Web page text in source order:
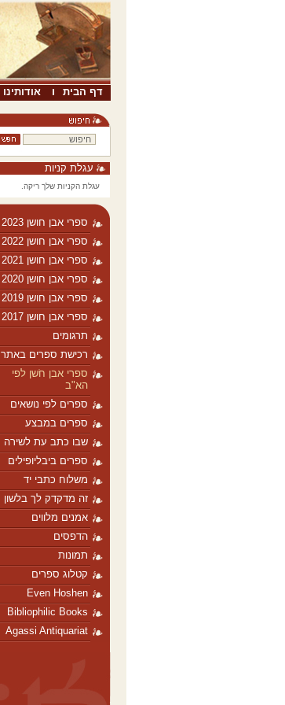
דף הבית אודותינו
עגלת קניות
עגלת הקניות שלך ריקה.
ספרי אבן חושן 2023
ספרי אבן חושן 2022
ספרי אבן חושן 2021
ספרי אבן חושן 2020
ספרי אבן חושן 2019
ספרי אבן חושן 2017
תרגומים
רכישת ספרים באתר
ספרי אבן חֹשן לפי
הא"ב
ספרים לפי נושאים
ספרים במבצע
שבו כתב עת לשירה
ספרים ביבליופילים
משלוח כתבי יד
זה מדקדק לך בלשון
אמנים מלווים
הדפסים
תמונות
קטלוג ספרים
Even Hoshen
Bibliophilic Books
Agassi Antiquariat